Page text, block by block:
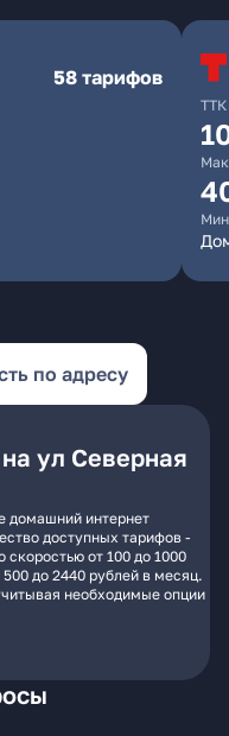
58 тарифов
ТТК
по адресу
ул Северная
домашний интернет
доступных тарифов -
от 100 до 1000
до 2440 рублей в месяц.
необходимые опции